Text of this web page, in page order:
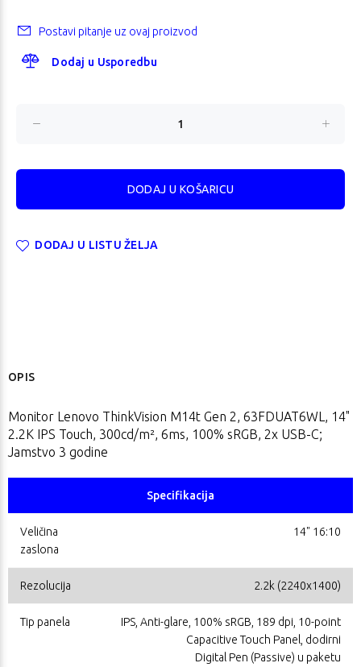
Postavi pitanje uz ovaj proizvod
Dodaj u Usporedbu
DODAJ U LISTU ŽELJA
OPIS
Monitor Lenovo ThinkVision M14t Gen 2, 63FDUAT6WL, 14"
2.2K IPS Touch, 300cd/m², 6ms, 100% sRGB, 2x USB-C;
Jamstvo 3 godine
Specifikacija
Veličina
zaslona
14" 16:10
Rezolucija 2.2k (2240x1400)
Tip panela
IPS, Anti-glare, 100% sRGB, 189 dpi, 10-point
Capacitive Touch Panel, dodirni
Digital Pen (Passive) u paketu